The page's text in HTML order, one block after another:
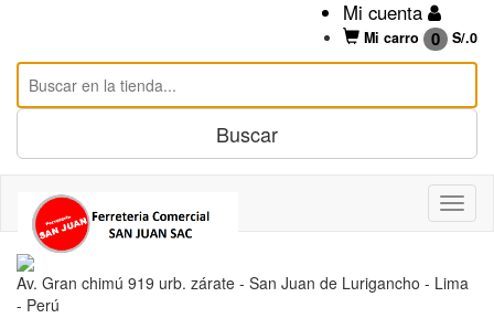
Mi cuenta
Mi carro 0 S/.0
Av. Gran chimú 919 urb. zárate - San Juan de Lurigancho - Lima
- Perú